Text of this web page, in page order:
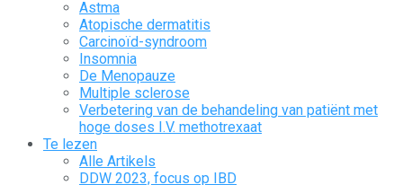
Astma
Atopische dermatitis
Carcinoïd-syndroom
Insomnia
De Menopauze
Multiple sclerose
Verbetering van de behandeling van patiënt met
hoge doses I.V. methotrexaat
Te lezen
Alle Artikels
DDW 2023, focus op IBD